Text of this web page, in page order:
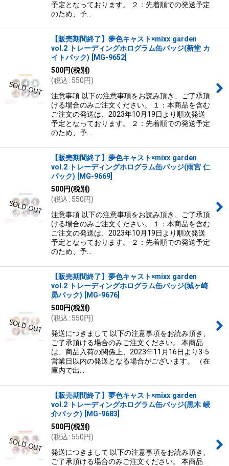
予定となっております。 ２：先着順での発送予定
のため、予…
【販売期間終了】夢色キャスト×mixx garden
vol.2 トレーディングホログラム缶バッジ(新堂 カ
イトパック)
MG-9652
500円(税別)
(税込: 550円)
注意事項 以下の注意事項をお読み頂き、ご了承頂
ける場合のみご注文ください。 １：本商品を含む
ご注文の発送は、2023年10月19日より順次発送
予定となっております。 ２：先着順での発送予定
のため、予…
【販売期間終了】夢色キャスト×mixx garden
vol.2 トレーディングホログラム缶バッジ(雨宮 仁
パック)
MG-9669
500円(税別)
(税込: 550円)
注意事項 以下の注意事項をお読み頂き、ご了承頂
ける場合のみご注文ください。 １：本商品を含む
ご注文の発送は、2023年10月19日より順次発送
予定となっております。 ２：先着順での発送予定
のため、予…
【販売期間終了】夢色キャスト×mixx garden
vol.2 トレーディングホログラム缶バッジ(城ヶ崎
昴パック)
MG-9676
500円(税別)
(税込: 550円)
発送につきまして 以下の注意事項をお読み頂き、
ご了承頂ける場合のみご注文ください。 本商品
は、商品入荷の関係上、2023年11月16日より3-5
営業日以内の発送となる場合がございます。 （在
庫内で出…
【販売期間終了】夢色キャスト×mixx garden
vol.2 トレーディングホログラム缶バッジ(黒木 崚
介パック)
MG-9683
500円(税別)
(税込: 550円)
発送につきまして 以下の注意事項をお読み頂き、
ご了承頂ける場合のみご注文ください。 本商品